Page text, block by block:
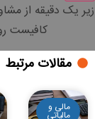
زیر یک دقیقه از
کافیست
مقالات مرتبط
مالی و
مالیاتی